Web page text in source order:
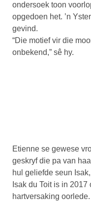
ondersoek toon
opgedoen het. ’n
gevind.
“Die motief vir die
onbekend,” sê hy.
Etienne se gewese
geskryf die pa van
hul geliefde seun
Isak du Toit is in
hartversaking oorlede.